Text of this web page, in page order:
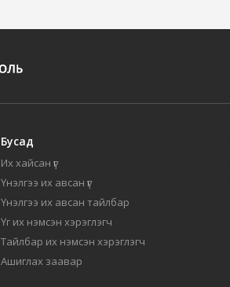
Бусад
Их хайсан үг
Үнэлгээ их авсан үг
Үнэлгээ их авсан тайлбар
Үг их нэмсэн хэрэглэгч
Тайлбар их нэмсэн хэрэглэгч
Ашиглах заавар